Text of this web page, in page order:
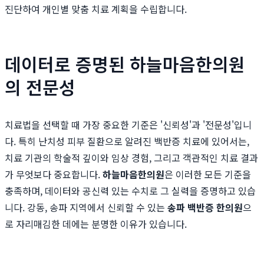
진단하여 개인별 맞춤 치료 계획을 수립합니다.
데이터로 증명된 하늘마음한의원
의 전문성
치료법을 선택할 때 가장 중요한 기준은 '신뢰성'과 '전문성'입니
다. 특히 난치성 피부 질환으로 알려진 백반증 치료에 있어서는,
치료 기관의 학술적 깊이와 임상 경험, 그리고 객관적인 치료 결과
가 무엇보다 중요합니다.하늘마음한의원은 이러한 모든 기준을
충족하며, 데이터와 공신력 있는 수치로 그 실력을 증명하고 있습
니다. 강동, 송파 지역에서 신뢰할 수 있는 송파 백반증 한의원으
로 자리매김한 데에는 분명한 이유가 있습니다.